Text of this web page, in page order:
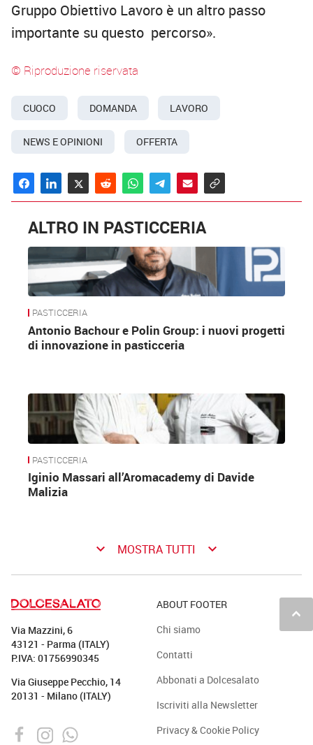
Gruppo Obiettivo Lavoro è un altro passo
importante su questo percorso».
© Riproduzione riservata
CUOCO DOMANDA LAVORO
NEWS E OPINIONI OFFERTA
ALTRO IN PASTICCERIA
PASTICCERIA
Antonio Bachour e Polin Group: i nuovi progetti
di innovazione in pasticceria
PASTICCERIA
Iginio Massari all’Aromacademy di Davide
Malizia
keyboard_arrow_down MOSTRA TUTTI keyboard_arrow_down
keyboard_arrow_up
Via Mazzini, 6
43121 - Parma (ITALY)
P.IVA: 01756990345
Via Giuseppe Pecchio, 14
20131 - Milano (ITALY)
ABOUT FOOTER
Chi siamo
Contatti
Abbonati a Dolcesalato
Iscriviti alla Newsletter
Privacy & Cookie Policy